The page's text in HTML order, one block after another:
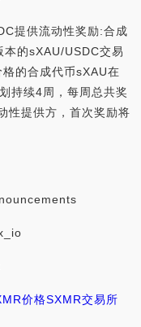
提供流动性奖励:合成
的sXAU/USDC交易
的合成代币sXAU在
持续4周，每周总共奖
性提供方，首次奖励将
价格SXMR交易所